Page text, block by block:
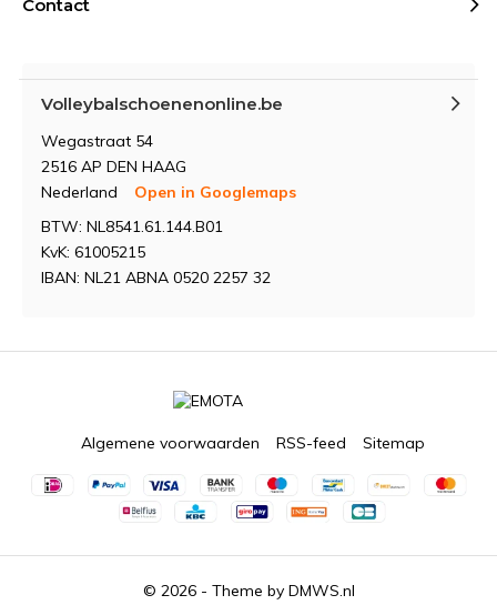
Contact
Volleybalschoenenonline.be
Wegastraat 54
2516 AP DEN HAAG
Nederland
Open in Googlemaps
BTW: NL8541.61.144.B01
KvK: 61005215
IBAN: NL21 ABNA 0520 2257 32
© 2026 - Theme by DMWS.nl
Algemene voorwaarden RSS-feed Sitemap